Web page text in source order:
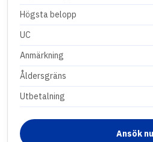
Högsta belopp
UC
Anmärkning
Åldersgräns
Utbetalning
Ansök nu